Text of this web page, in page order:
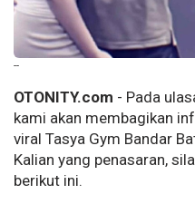
--
OTONITY.com - Pada
kami akan membagikan
viral Tasya Gym Bandar
Kalian yang penasaran,
berikut ini.